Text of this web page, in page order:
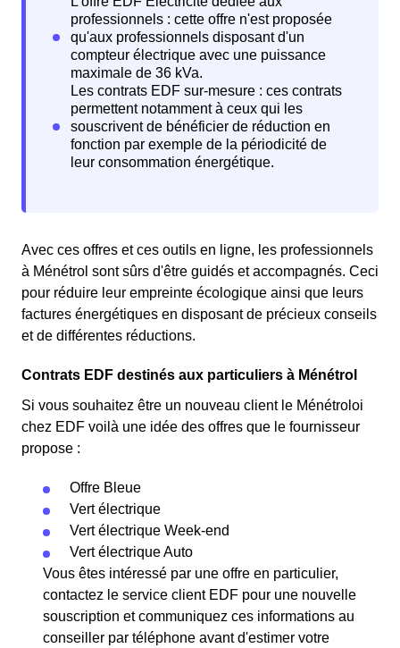
Avec ces offres et ces outils en ligne, les professionnels
à Ménétrol sont sûrs d'être guidés et accompagnés. Ceci
pour réduire leur empreinte écologique ainsi que leurs
factures énergétiques en disposant de précieux conseils
et de différentes réductions.
Contrats EDF destinés aux particuliers à Ménétrol
Si vous souhaitez être un nouveau client le Ménétroloi
chez EDF voilà une idée des offres que le fournisseur
propose :
Offre Bleue
Vert électrique
Vert électrique Week-end
Vert électrique Auto
Vous êtes intéressé par une offre en particulier,
contactez le service client EDF pour une nouvelle
souscription et communiquez ces informations au
conseiller par téléphone avant d'estimer votre